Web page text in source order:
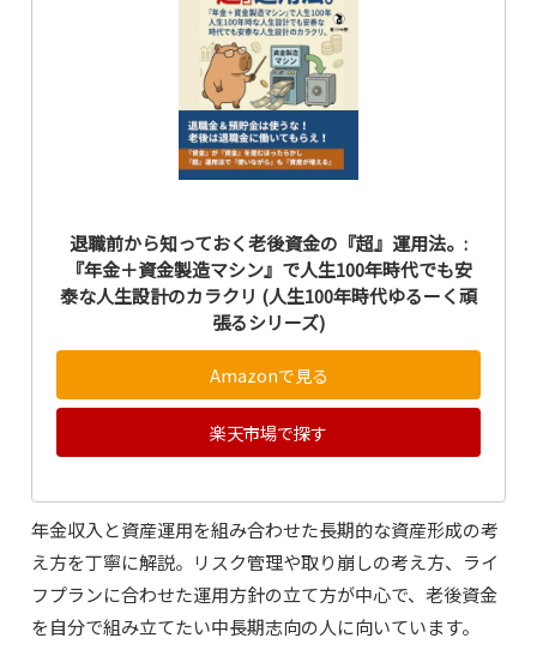
退職前から知っておく老後資金の『超』運用法。:
『年金＋資金製造マシン』で人生100年時代でも安
泰な人生設計のカラクリ (人生100年時代ゆるーく頑
張るシリーズ)
Amazonで見る
楽天市場で探す
年金収入と資産運用を組み合わせた長期的な資産形成の考
え方を丁寧に解説。リスク管理や取り崩しの考え方、ライ
フプランに合わせた運用方針の立て方が中心で、老後資金
を自分で組み立てたい中長期志向の人に向いています。